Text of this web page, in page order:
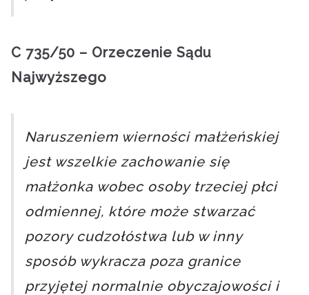
C 735/50 – Orzeczenie Sądu
Najwyższego
Naruszeniem wierności małżeńskiej
jest wszelkie zachowanie się
małżonka wobec osoby trzeciej płci
odmiennej, które może stwarzać
pozory cudzołóstwa lub w inny
sposób wykracza poza granice
przyjętej normalnie obyczajowości i